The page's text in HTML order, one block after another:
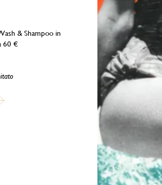
Iscriviti alla
nel mondo di Teatro Fragranze Uniche: profumi,
accompagnare ogni tuo
& Shampoo in
60 €